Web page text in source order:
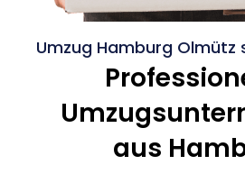
Umzug Hamburg Olmütz
aus